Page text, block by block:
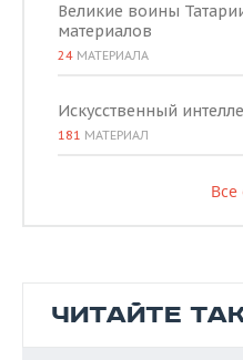
Великие воины
материалов
24 МАТЕРИАЛА
Искусственный
181 МАТЕРИАЛ
ЧИТАЙТЕ